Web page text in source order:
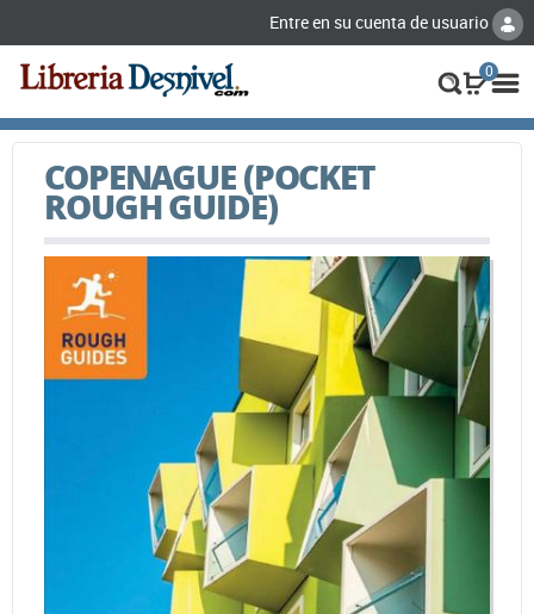
Entre en su cuenta de usuario
0
COPENAGUE (POCKET
ROUGH GUIDE)